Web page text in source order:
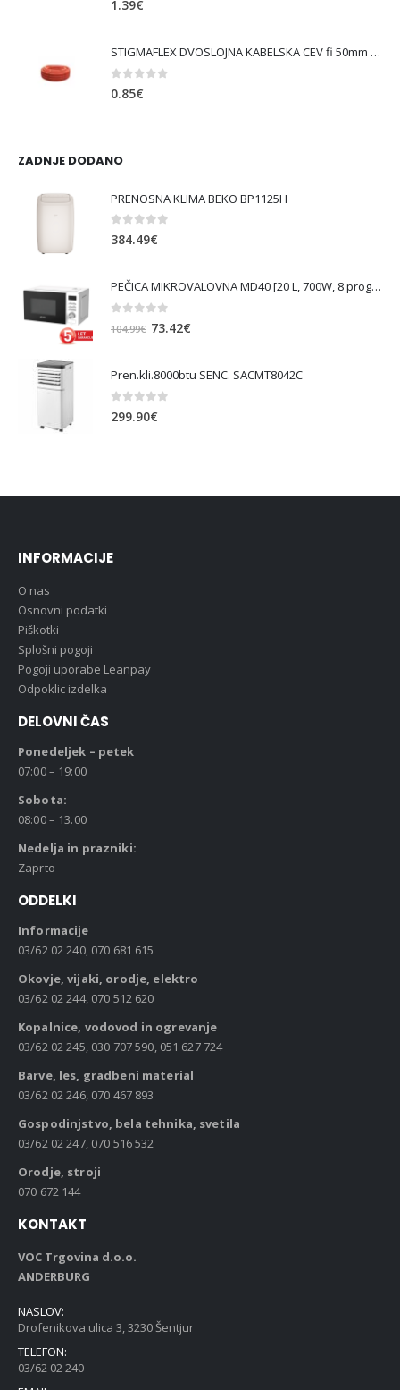
1.39€
STIGMAFLEX DVOSLOJNA KABELSKA CEV fi 50mm , kolut 50 m, cena za tekoči meter
0 out of 5
0.85€
ZADNJE DODANO
PRENOSNA KLIMA BEKO BP1125H
0 out of 5
384.49€
PEČICA MIKROVALOVNA MD40 [20 L, 700W, 8 prog., bela ]
104.99€ Izvirna
104.99€.
73.42€
Pren.kli.8000btu SENC. SACMT8042C
0 out of 5
299.90€
INFORMACIJE
O nas
Osnovni podatki
Piškotki
Splošni pogoji
Pogoji uporabe Leanpay
Odpoklic izdelka
DELOVNI ČAS
Ponedeljek – petek
07:00 – 19:00
Sobota:
08:00 – 13.00
Nedelja in prazniki:
Zaprto
ODDELKI
Informacije
03/62 02 240, 070 681 615
Okovje, vijaki, orodje, elektro
03/62 02 244, 070 512 620
Kopalnice, vodovod in ogrevanje
03/62 02 245, 030 707 590, 051 627 724
Barve, les, gradbeni material
03/62 02 246, 070 467 893
Gospodinjstvo, bela tehnika, svetila
03/62 02 247, 070 516 532
Orodje, stroji
070 672 144
KONTAKT
VOC Trgovina d.o.o.
ANDERBURG
NASLOV:
Drofenikova ulica 3, 3230 Šentjur
TELEFON:
03/62 02 240